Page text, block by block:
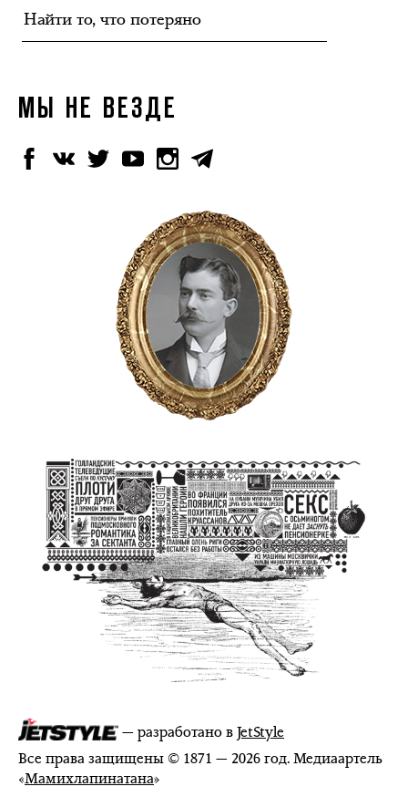
МЫ НЕ ВЕЗДЕ
— разработано вJetStyle
Все права защищены © 1871 — 2026 год. Медиаартель
«Мамихлапинатана»